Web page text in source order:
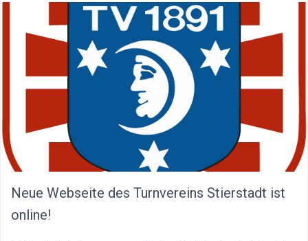
Neue Webseite des Turnvereins Stierstadt ist
online!